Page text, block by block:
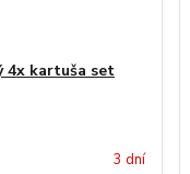
4x kartuša set
3 dní